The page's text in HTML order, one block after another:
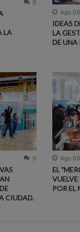
0
LA
Ago
IDEAS
LA
DE UNA
0
CIUDAD.
Ago
EL
POR EL